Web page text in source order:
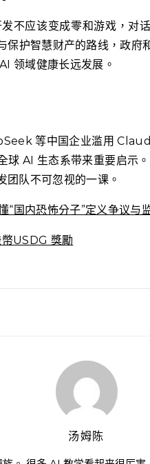
不应该变成零和游戏，对
保护智慧财产的路线，政府
领域健康长远发展。
等中国企业滥用
球 AI 生态系带来重要启示
团队不可忽视的一课。
“国内恐怖分子”定义争议与
USDG 獎勵
汤姆陈